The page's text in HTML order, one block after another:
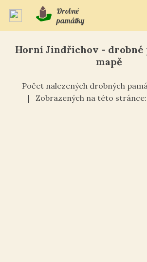
Drobné
památky
Horní Jindřichov - drobné
mapě
Počet nalezených drobných
| Zobrazených na této stránce: